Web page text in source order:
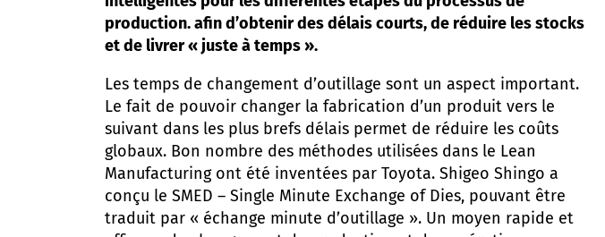
production. afin d’obtenir des délais courts, de réduire les stocks
et de livrer « juste à temps ».
Les temps de changement d’outillage sont un aspect important.
Le fait de pouvoir changer la fabrication d’un produit vers le
suivant dans les plus brefs délais permet de réduire les coûts
globaux. Bon nombre des méthodes utilisées dans le Lean
Manufacturing ont été inventées par Toyota. Shigeo Shingo a
conçu le SMED – Single Minute Exchange of Dies, pouvant être
traduit par « échange minute d’outillage ». Un moyen rapide et